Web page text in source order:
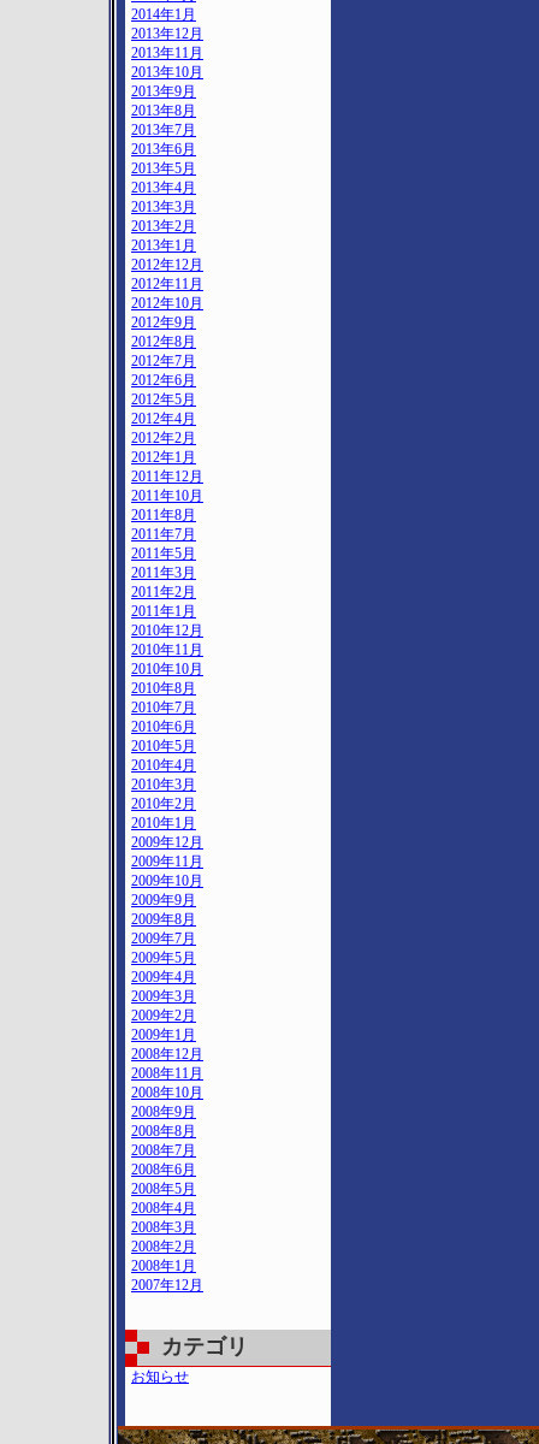
2014年1月
2013年12月
2013年11月
2013年10月
2013年9月
2013年8月
2013年7月
2013年6月
2013年5月
2013年4月
2013年3月
2013年2月
2013年1月
2012年12月
2012年11月
2012年10月
2012年9月
2012年8月
2012年7月
2012年6月
2012年5月
2012年4月
2012年2月
2012年1月
2011年12月
2011年10月
2011年8月
2011年7月
2011年5月
2011年3月
2011年2月
2011年1月
2010年12月
2010年11月
2010年10月
2010年8月
2010年7月
2010年6月
2010年5月
2010年4月
2010年3月
2010年2月
2010年1月
2009年12月
2009年11月
2009年10月
2009年9月
2009年8月
2009年7月
2009年5月
2009年4月
2009年3月
2009年2月
2009年1月
2008年12月
2008年11月
2008年10月
2008年9月
2008年8月
2008年7月
2008年6月
2008年5月
2008年4月
2008年3月
2008年2月
2008年1月
2007年12月
カテゴリ
お知らせ